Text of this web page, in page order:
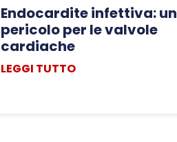
Endocardite infettiva: un
pericolo per le valvole
cardiache
LEGGI TUTTO